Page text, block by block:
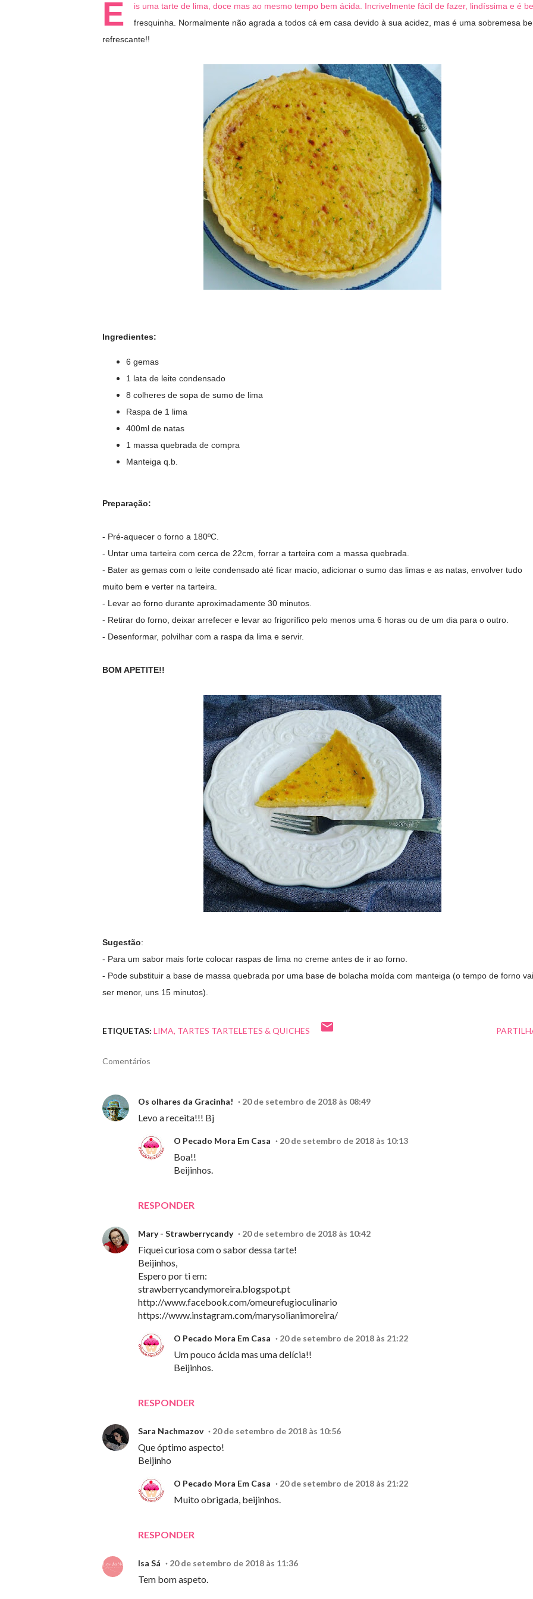
E
is uma tarte de lima, doce mas ao mesmo tempo bem ácida. Incrivelmente fácil de fazer, lindíssima e é
fresquinha. Normalmente não agrada a todos cá em casa devido à sua acidez, mas é uma sobremesa
refrescante!!
Ingredientes:
6 gemas
1 lata de leite condensado
8 colheres de sopa de sumo de lima
Raspa de 1 lima
400ml de natas
1 massa quebrada de compra
Manteiga q.b.
Preparação:
- Pré-aquecer o forno a 180ºC.
- Untar uma tarteira com cerca de 22cm, forrar a tarteira com a massa quebrada.
- Bater as gemas com o leite condensado até ficar macio, adicionar o sumo das limas e as natas, envolver tudo
muito bem e verter na tarteira.
- Levar ao forno durante aproximadamente 30 minutos.
- Retirar do forno, deixar arrefecer e levar ao frigorífico pelo menos uma 6 horas ou de um dia para o outro.
- Desenformar, polvilhar com a raspa da lima e servir.
BOM APETITE!!
Sugestão:
- Para um sabor mais forte colocar raspas de lima no creme antes de ir ao forno.
- Pode substituir a base de massa quebrada por uma base de bolacha moída com manteiga (o tempo de forno vai
ser menor, uns 15 minutos).
ETIQUETAS: LIMA TARTES TARTELETES & QUICHES
Comentários
Os olhares da Gracinha! 20 de setembro de 2018 às 08:49
Levo a receita!!! Bj
RESPONDER
O Pecado Mora Em Casa 20 de setembro de 2018 às 10:13
Boa!!
Beijinhos.
Mary - Strawberrycandy 20 de setembro de 2018 às 10:42
Fiquei curiosa com o sabor dessa tarte!
Beijinhos,
Espero por ti em:
strawberrycandymoreira.blogspot.pt
http://www.facebook.com/omeurefugioculinario
https://www.instagram.com/marysolianimoreira/
RESPONDER
O Pecado Mora Em Casa 20 de setembro de 2018 às 21:22
Um pouco ácida mas uma delícia!!
Beijinhos.
Sara Nachmazov 20 de setembro de 2018 às 10:56
Que óptimo aspecto!
Beijinho
RESPONDER
O Pecado Mora Em Casa 20 de setembro de 2018 às 21:22
Muito obrigada, beijinhos.
Isa Sá 20 de setembro de 2018 às 11:36
Tem bom aspeto.